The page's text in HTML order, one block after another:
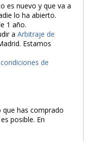
es nuevo y que va a
lo ha abierto.
1 año.
aArbitraje de
Estamos
condiciones de
has comprado
posible. En